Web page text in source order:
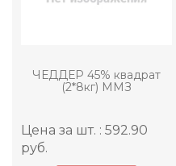
ЧЕДДЕР 45% квадрат
(2*8кг) ММЗ
Цена за шт. : 592.90
руб.